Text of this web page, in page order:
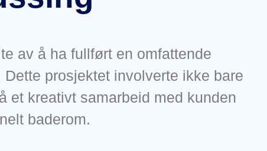
av å ha fullført en omfattende
prosjektet involverte ikke bare
et kreativt samarbeid med kunden
baderom.